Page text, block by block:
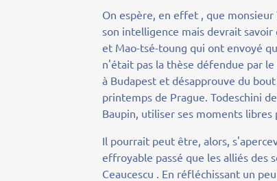
On espère, en effet , que
son intelligence mais devrait
et Mao-tsé-toung qui ont envoyé
n'était pas la thèse défendue par
à Budapest et désapprouve du
printemps de Prague. Todeschini
Baupin, utiliser ses moments
Il pourrait peut être, alors,
effroyable passé que les alliés des
Ceaucescu . En réfléchissant un